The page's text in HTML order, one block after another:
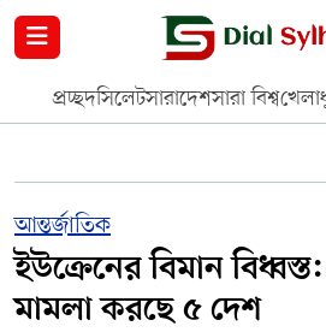
প্রচ্ছদসিলেটসারাদেশসারা বিশ্ব
আন্তর্জাতিক
ইউক্রেনের বিমান
মামলা করছে ৫ দেশ
নগর পরিকল্পনা
সুনামগঞ্জ
হবিগঞ্জ
জাতীয়
আন্তর্জাতিক
মুক্তমত
YOUTUBE
FACEBOOK